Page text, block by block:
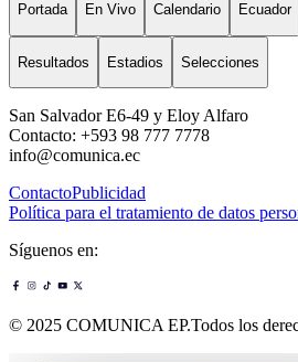
Portada En Vivo Calendario Ecuador
Resultados Estadios Selecciones
San Salvador E6-49 y Eloy Alfaro
Contacto: +593 98 777 7778
info@comunica.ec
ContactoPublicidad
Política para el tratamiento de datos
Síguenos en:
© 2025 COMUNICA EP.Todos los